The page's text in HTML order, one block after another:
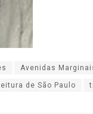
Avenidas
de São Paulo